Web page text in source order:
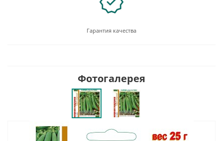
Гарантия качества
Фотогалерея